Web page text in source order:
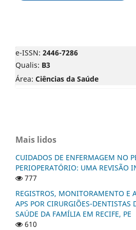
e-ISSN: 2446-7286
Qualis: B3
Área: Ciências da Saúde
Mais lidos
CUIDADOS DE ENFERMAGEM NO
PERIOPERATÓRIO: UMA REVISÃO
777
REGISTROS, MONITORAMENTO E
APS POR CIRURGIÕES-DENTISTAS
SAÚDE DA FAMÍLIA EM RECIFE, PE
610